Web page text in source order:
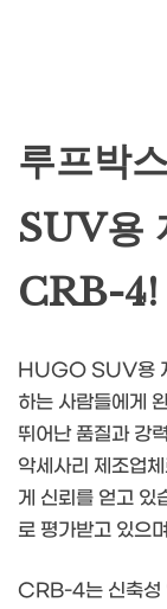
루프박
SUV용
CRB-4!
HUGO SUV용
하는 사람들에게
뛰어난 품질과 강
악세사리 제조업
게 신뢰를 얻고
로 평가받고 있으
CRB-4는 신축성